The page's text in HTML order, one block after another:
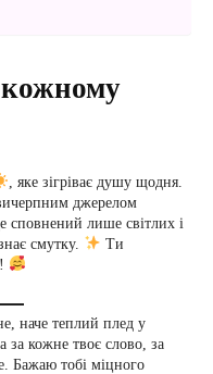
кожному
, яке зігріває душу щодня.
джерелом
сповнений лише світлих і
смутку.
Ти
наче теплий плед у
за кожне твоє слово, за
Бажаю тобі міцного